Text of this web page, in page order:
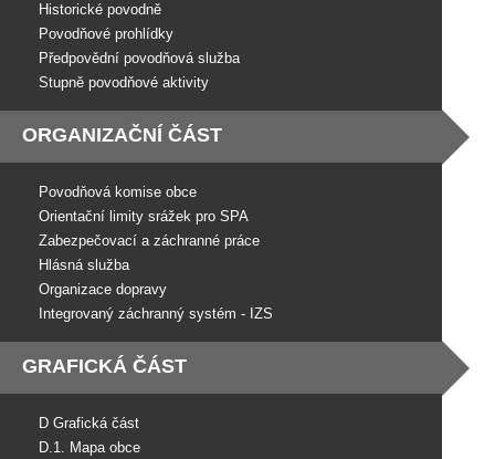
Historické povodně
Povodňové prohlídky
Předpovědní povodňová služba
Stupně povodňové aktivity
ORGANIZAČNÍ ČÁST
Povodňová komise obce
Orientační limity srážek pro SPA
Zabezpečovací a záchranné práce
Hlásná služba
Organizace dopravy
Integrovaný záchranný systém - IZS
GRAFICKÁ ČÁST
D Grafická část
D.1. Mapa obce